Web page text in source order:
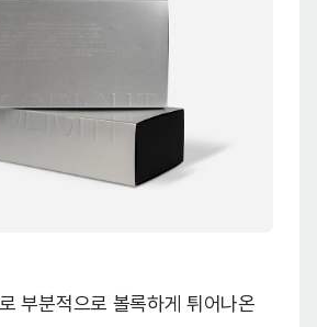
부분적으로 볼록하게 튀어나온